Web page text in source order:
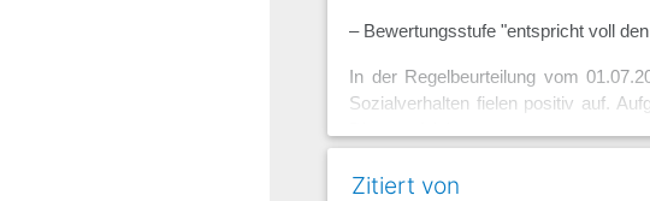
– Bewertungsstufe "entspricht voll
In der Regelbeurteilung vom
Sozialverhalten fielen positiv auf.
Mit Regelbeurteilung vom 07./
Zitiert von